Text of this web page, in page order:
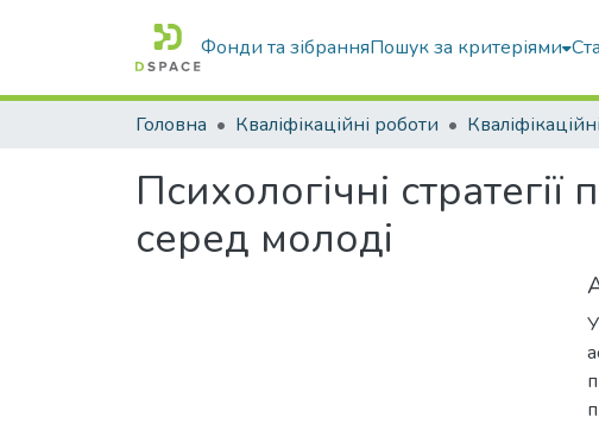
Фонди та зібранняПошук за критеріями
Головна Кваліфікаційні роботи
Психологічні
серед молоді